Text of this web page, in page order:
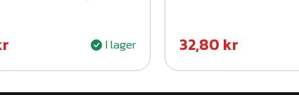
I lager 32,80 kr